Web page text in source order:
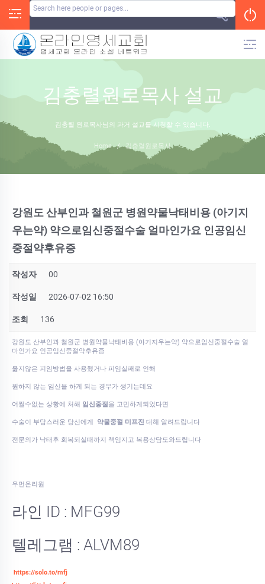
김충렬원로목사 설교
김충렬 원로목사님의 과거 설교를 시청할 수 있습니다.
Home / 김충렬원로목사
강원도 산부인과 철원군 병원약물낙태비용 (아기지
우는약) 약으로임신중절수술 얼마인가요 인공임신
중절약후유증
작성자 00
작성일 2026-07-02 16:50
조회 136
강원도 산부인과 철원군 병원약물낙태비용 (아기지우는약) 약으로임신중절수술 얼
마인가요 인공임신중절약후유증
옳지않은 피임방법을 사용했거나 피임실패로 인해
원하지 않는 임신을 하게 되는 경우가 생기는데요
어쩔수없는 상황에 처해 임신중절을 고민하게되었다면
수술이 부담스러운 당신에게 약물중절 미프진 대해 알려드립니다
전문의가 낙태후 회복되실때까지 책임지고 복용상담도와드립니다
우먼온리원
라인 ID : MFG99
텔레그램 : ALVM89
https://solo.to/mfj